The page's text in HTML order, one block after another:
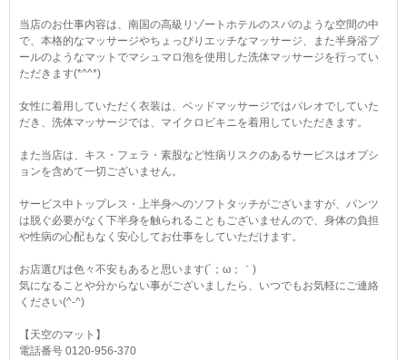
当店のお仕事内容は、南国の高級リゾートホテルのスパのような空間の中
で、本格的なマッサージやちょっぴりエッチなマッサージ、また半身浴プ
ールのようなマットでマシュマロ泡を使用した洗体マッサージを行ってい
ただきます(*^^*)
女性に着用していただく衣装は、ベッドマッサージではパレオでしていた
だき、洗体マッサージでは、マイクロビキニを着用していただきます。
また当店は、キス・フェラ・素股など性病リスクのあるサービスはオプシ
ョンを含めて一切ございません。
サービス中トップレス・上半身へのソフトタッチがございますが、パンツ
は脱ぐ必要がなく下半身を触られることもございませんので、身体の負担
や性病の心配もなく安心してお仕事をしていただけます。
お店選びは色々不安もあると思います(´；ω；｀)
気になることや分からない事がございましたら、いつでもお気軽にご連絡
ください(^-^)
【天空のマット】
電話番号 0120-956-370